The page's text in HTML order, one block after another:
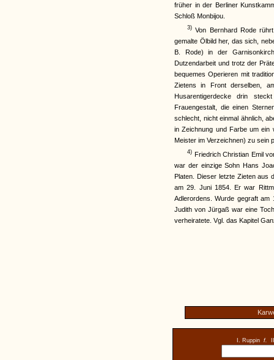
früher in der Berliner
Schloß Monbijou.
3) Von Bernhard Rode
gemalte Ölbild her, das sich,
B. Rode) in der
Dutzendarbeit und trotz der
bequemes Operieren mit
Zietens in Front derselben,
Husarentigerdecke drin
Frauengestalt, die einen
schlecht, nicht einmal ähnlich,
in Zeichnung und Farbe um ein
Meister im Verzeichnen) zu sein
4) Friedrich Christian Emil
war der einzige Sohn Hans
Platen. Dieser letzte Zieten aus
am 29. Juni 1854. Er war
Adlerordens. Wurde gegraft
Judith von Jürgaß war eine
verheiratete. Vgl. das Kapitel
I. Ruppin f.